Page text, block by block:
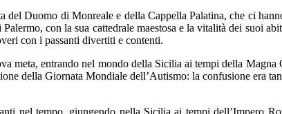
del Duomo di Monreale e della Cappella Palatina, che ci
con la sua cattedrale maestosa e la vitalità dei suoi
con i passanti divertiti e contenti.
meta, entrando nel mondo della Sicilia ai tempi della
della Giornata Mondiale dell’Autismo: la confusione era